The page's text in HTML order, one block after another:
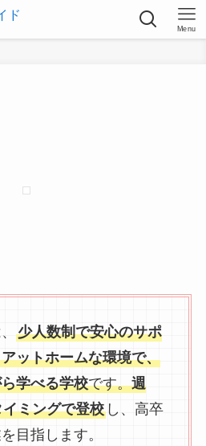
Menu
少人数制で安心のサポ
ットホームな環境で、
学べる学校です。週
ミングで登校し、高卒
目指します。